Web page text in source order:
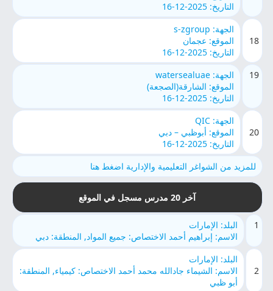
التاريخ: 2025-12-16
18
الجهة: s-zgroup
الموقع: عجمان
التاريخ: 2025-12-16
19
الجهة: watersealuae
الموقع: الشارقة(الصجعة)
التاريخ: 2025-12-16
20
الجهة: QIC
الموقع: أبوظبي – دبي
التاريخ: 2025-12-16
للمزيد من الشواغر التعليمية والإدارية اضغط هنا
آخر 20 مدرس مسجل في الموقع
1
البلد: الإمارات
الاسم: إبراهيم أحمد الاختصاص: جميع المواد, المنطقة: دبي
2
البلد: الإمارات
الاسم: الشيماء جادالله محمد أحمد الاختصاص: كيمياء, المنطقة:
أبو ظبي